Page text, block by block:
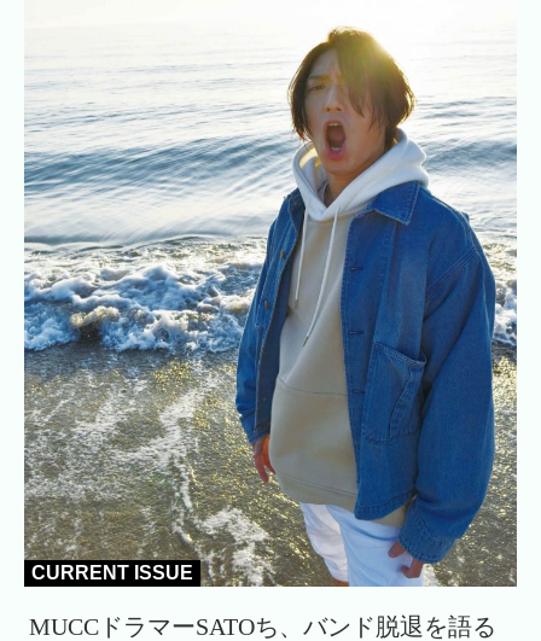
CURRENT ISSUE
MUCCドラマーSATOち、バンド脱退を語る